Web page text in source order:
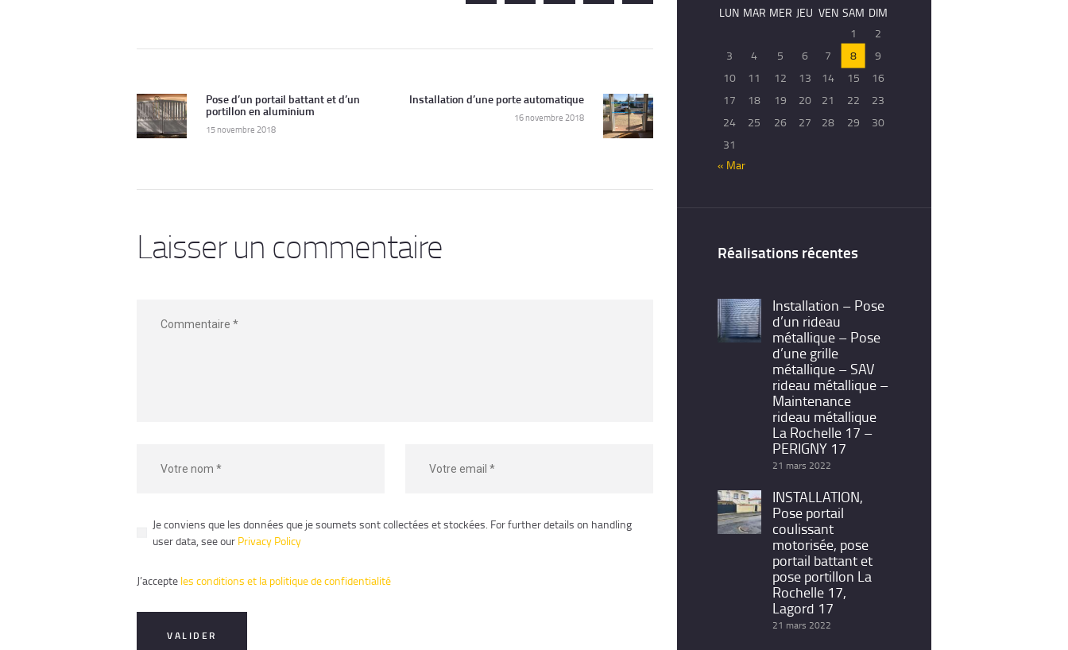
de
l’article
Previous
post:
Pose d’un portail battant et d’un
portillon en aluminium
15 novembre 2018
post:
Installation d’une porte automatique
16 novembre 2018
Laisser un commentaire
Je conviens que les données que je soumets sont collectées et stockées. For further details on handling
user data, see our Privacy Policy
J’accepte les conditions et la politique de confidentialité
LUN MAR MER JEU VEN SAM DIM
1
2
3
4 5 6 7 8
9
10
11 12 13 14 15
16
17
18 19 20 21 22
23
24
25 26 27 28 29
30
31
« Mar
Réalisations récentes
Installation – Pose
d’un rideau
métallique – Pose
d’une grille
métallique – SAV
rideau métallique –
Maintenance
rideau métallique
La Rochelle 17 –
PERIGNY 17
21 mars 2022
INSTALLATION,
Pose portail
coulissant
motorisée, pose
portail battant et
pose portillon La
Rochelle 17,
Lagord 17
21 mars 2022